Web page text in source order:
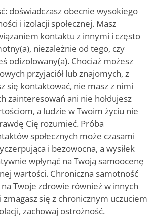
doświadczasz obecnie wysokiego
i izolacji społecznej. Masz
kontaktu z innymi i często
niezależnie od tego, czy
odizolowany(a). Chociaż możesz
przyjaciół lub znajomych, z
się kontaktować, nie masz z nimi
zainteresowań ani nie hołdujesz
a ludzie w Twoim życiu nie
Cię rozumieć. Próba
społecznych może czasami
i bezowocna, a wysiłek
wpłynąć na Twoją samoocenę
wartości. Chroniczna samotność
na Twoje zdrowie również w innych
zmagasz się z chronicznym uczuciem
zachowaj ostrożność.